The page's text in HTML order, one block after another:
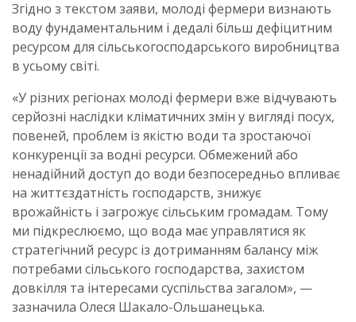
Згідно з текстом заяви, молоді фермери визнають
воду фундаментальним і дедалі більш дефіцитним
ресурсом для сільськогосподарського виробництва
в усьому світі.
«У різних регіонах молоді фермери вже відчувають
серйозні наслідки кліматичних змін у вигляді посух,
повеней, проблем із якістю води та зростаючої
конкуренції за водні ресурси. Обмежений або
ненадійний доступ до води безпосередньо впливає
на життєздатність господарств, знижує
врожайність і загрожує сільським громадам. Тому
ми підкреслюємо, що вода має управлятися як
стратегічний ресурс із дотриманням балансу між
потребами сільського господарства, захистом
довкілля та інтересами суспільства загалом», —
зазначила Олеся Шакало-Ольшанецька.